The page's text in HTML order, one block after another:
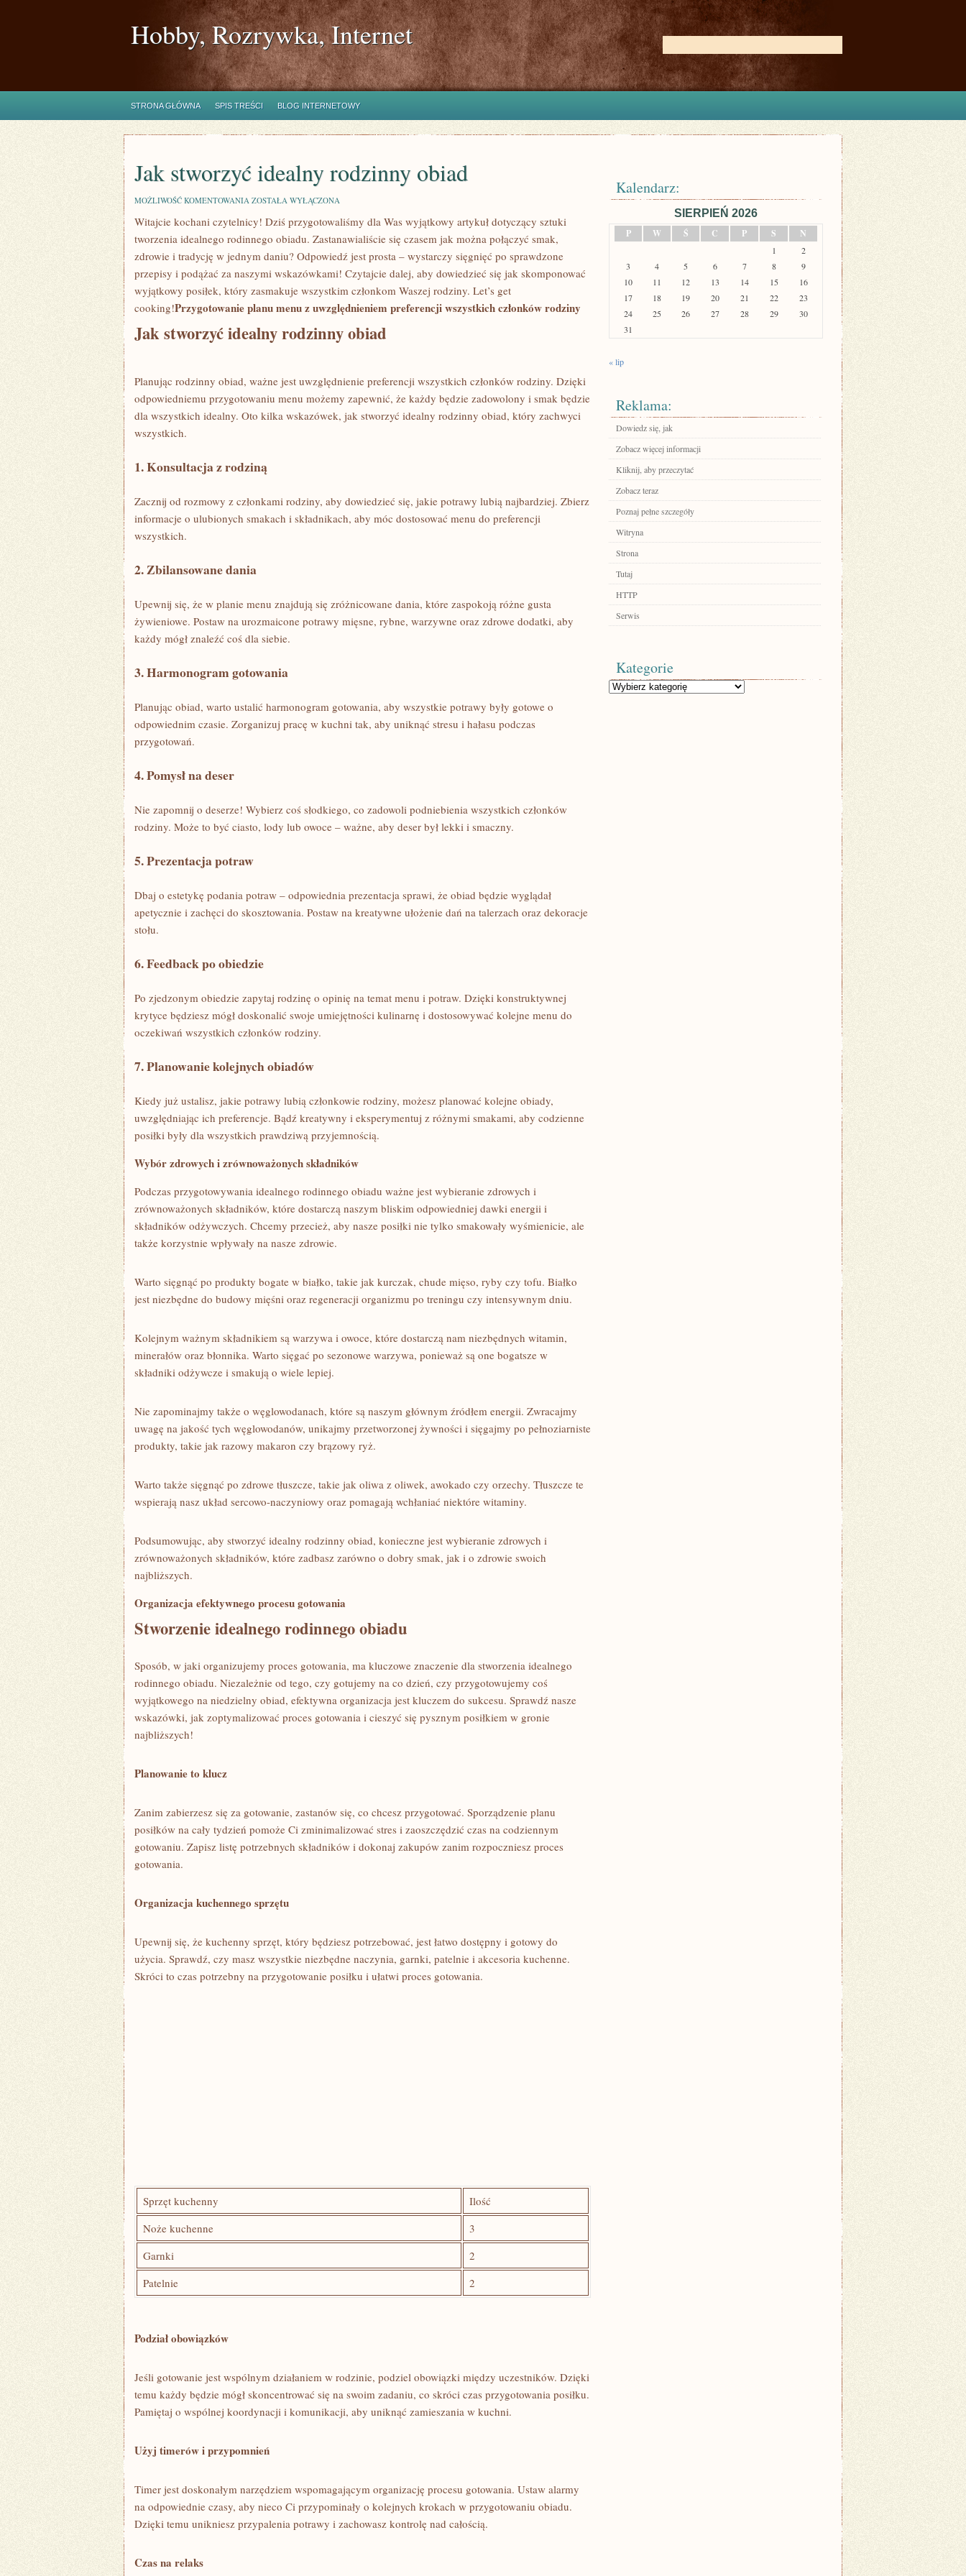
Hobby, Rozrywka, Internet
STRONA GŁÓWNA SPIS TREŚCI BLOG INTERNETOWY
Jak stworzyć idealny rodzinny obiad
MOŻLIWOŚĆ KOMENTOWANIA JAK
IDEALNY
RODZINNY
OBIAD
ZOSTAŁA WYŁĄCZONA
Witajcie kochani czytelnicy!⁢ Dziś przygotowaliśmy dla Was wyjątkowy artykuł dotyczący sztuki‍
tworzenia idealnego rodinnego obiadu. ⁢Zastanawialiście się⁢ czasem jak można połączyć smak,
zdrowie i tradycję w ​jednym daniu? Odpowiedź ⁢jest‍ prosta – wystarczy sięgnięć po sprawdzone
przepisy i⁢ podążać ‌za naszymi wskazówkami! Czytajcie ‌dalej, aby dowiedzieć się jak skomponować
wyjątkowy posiłek, który zasmakuje wszystkim członkom ‌Waszej rodziny.⁢ Let’s get
cooking!Przygotowanie planu menu z uwzględnieniem preferencji ​wszystkich członków rodziny
Jak stworzyć idealny rodzinny obiad
Planując rodzinny obiad, ważne jest uwzględnienie preferencji wszystkich członków rodziny. Dzięki
odpowiedniemu przygotowaniu menu możemy zapewnić, że każdy ⁢będzie zadowolony i‍ smak będzie
dla wszystkich idealny. Oto kilka wskazówek, ⁢jak stworzyć idealny rodzinny obiad, który zachwyci
wszystkich.
1. Konsultacja z rodziną
Zacznij od rozmowy z ⁢członkami rodziny, aby ⁤dowiedzieć się, jakie potrawy lubią najbardziej. Zbierz
informacje o ulubionych smakach i składnikach, aby móc dostosować menu do ​preferencji
wszystkich.
2. Zbilansowane dania
Upewnij się, że w planie menu znajdują się zróżnicowane dania, które zaspokoją różne gusta
żywieniowe. Postaw na urozmaicone potrawy mięsne, rybne, warzywne oraz zdrowe dodatki,​ aby
każdy ​mógł znaleźć coś dla siebie.
3. Harmonogram gotowania
Planując obiad, warto ustalić ⁢harmonogram gotowania, aby wszystkie potrawy były gotowe⁤ o
odpowiednim czasie. Zorganizuj pracę w kuchni tak, ⁤aby uniknąć stresu ⁢i hałasu podczas
przygotowań.
4. Pomysł na deser
Nie zapomnij o deserze! Wybierz coś‌ słodkiego, co zadowoli podniebienia wszystkich członków
‌rodziny. Może to być‌ ciasto, lody lub‌ owoce – ważne, aby deser był lekki i smaczny.
5. Prezentacja potraw
Dbaj o estetykę podania potraw – odpowiednia prezentacja sprawi, że obiad ⁤będzie wyglądał
apetycznie i zachęci do skosztowania. Postaw na kreatywne ułożenie dań na ​talerzach oraz dekoracje
stołu.
6. Feedback po obiedzie
Po zjedzonym ⁣obiedzie zapytaj rodzinę o opinię na temat‍ menu i potraw. Dzięki konstruktywnej
krytyce⁤ będziesz mógł doskonalić swoje umiejętności‍ kulinarnę i dostosowywać kolejne menu do⁣
oczekiwań wszystkich​ członków⁤ rodziny.
7. Planowanie kolejnych obiadów
Kiedy już ustalisz, jakie potrawy lubią członkowie rodziny, ⁤możesz planować kolejne obiady,
uwzględniając⁣ ich preferencje. Bądź kreatywny ⁢i⁤ eksperymentuj z różnymi smakami, ⁤aby codzienne
posiłki ⁣były dla wszystkich prawdziwą przyjemnością.
Wybór zdrowych i zrównoważonych składników
Podczas przygotowywania idealnego ‍rodinnego obiadu ważne jest wybieranie zdrowych i
zrównoważonych składników, które dostarczą naszym bliskim odpowiedniej‌ dawki energii i
składników odżywczych. Chcemy przecież, aby‍ nasze posiłki nie tylko smakowały wyśmienicie, ale
także korzystnie wpływały na⁢ nasze zdrowie.
Warto sięgnąć po⁣ produkty ‍bogate w białko, takie jak‌ kurczak, chude mięso, ryby czy‍ tofu. Białko
jest niezbędne⁣ do budowy mięśni oraz regeneracji organizmu po treningu czy intensywnym⁢ dniu.
Kolejnym ważnym składnikiem ​są warzywa ‌i owoce, które dostarczą nam niezbędnych witamin,
⁣minerałów oraz błonnika. Warto ⁣sięgać po sezonowe warzywa,​ ponieważ są one bogatsze w
składniki odżywcze ⁣i⁣ smakują o wiele lepiej.
Nie zapominajmy także o węglowodanach, które są naszym głównym​ źródłem energii. Zwracajmy
uwagę na jakość tych węglowodanów, unikajmy przetworzonej ⁣żywności i sięgajmy po pełnoziarniste
produkty, takie ‍jak razowy makaron ​czy brązowy ryż.
Warto​ także sięgnąć po zdrowe tłuszcze, takie jak oliwa ‍z oliwek, awokado czy orzechy. Tłuszcze te
wspierają nasz układ sercowo-naczyniowy oraz pomagają wchłaniać niektóre witaminy.
Podsumowując, aby ​stworzyć idealny rodzinny obiad, konieczne jest wybieranie zdrowych i
zrównoważonych składników, które zadbasz zarówno o dobry smak, jak i o ​zdrowie swoich
najbliższych.
Organizacja efektywnego procesu‍ gotowania
Stworzenie idealnego rodinnego obiadu
Sposób, w jaki⁣ organizujemy proces gotowania, ma kluczowe znaczenie dla stworzenia idealnego
rodinnego ‌obiadu. Niezależnie⁤ od tego,⁣ czy gotujemy na co dzień, czy przygotowujemy coś
wyjątkowego na niedzielny obiad, efektywna organizacja‌ jest kluczem do sukcesu. Sprawdź nasze
⁣wskazówki, jak zoptymalizować proces gotowania i cieszyć się​ pysznym posiłkiem w gronie
najbliższych!
Planowanie to ⁤klucz
Zanim zabierzesz się za gotowanie, zastanów ⁣się, co chcesz przygotować. Sporządzenie planu
posiłków na cały tydzień pomoże Ci zminimalizować stres ‍i zaoszczędzić czas na codziennym
gotowaniu. Zapisz listę potrzebnych składników​ i dokonaj zakupów zanim rozpoczniesz proces
gotowania.
Organizacja kuchennego sprzętu
Upewnij się, że kuchenny sprzęt, który⁤ będziesz potrzebować, jest łatwo dostępny i gotowy do
użycia. Sprawdź, czy masz wszystkie niezbędne naczynia, garnki,‌ patelnie i akcesoria kuchenne.
Skróci to czas potrzebny na przygotowanie posiłku i ułatwi proces gotowania.
Sprzęt kuchenny
Ilość
Noże kuchenne
3
Garnki
2
Patelnie
2
Podział obowiązków
Jeśli gotowanie jest wspólnym działaniem w rodzinie, podziel obowiązki między uczestników.⁣ Dzięki
temu każdy będzie mógł skoncentrować się na swoim zadaniu, co skróci czas przygotowania posiłku.
Pamiętaj⁢ o wspólnej koordynacji i komunikacji, aby uniknąć zamieszania w kuchni.
Użyj timerów i przypomnień
Timer jest doskonałym narzędziem wspomagającym organizację procesu gotowania. Ustaw alarmy
na odpowiednie czasy, aby nieco Ci przypominały o kolejnych krokach ‍w⁣ przygotowaniu obiadu.
Dzięki temu unikniesz przypalenia potrawy i zachowasz kontrolę nad całością.
Czas na⁢ relaks
Kalendarz:
SIERPIEŃ 2026
P
W Ś C P S N
1
2
3
4 5 6 7 8
9
10
11 12 13 14 15
16
17
18 19 20 21 22
23
24
25 26 27 28 29
30
31
« lip
Reklama:
Dowiedz się, jak
Zobacz więcej informacji
Kliknij, aby przeczytać
Zobacz teraz
Poznaj pełne szczegóły
Witryna
Strona
Tutaj
HTTP
Serwis
Kategorie
Kategorie